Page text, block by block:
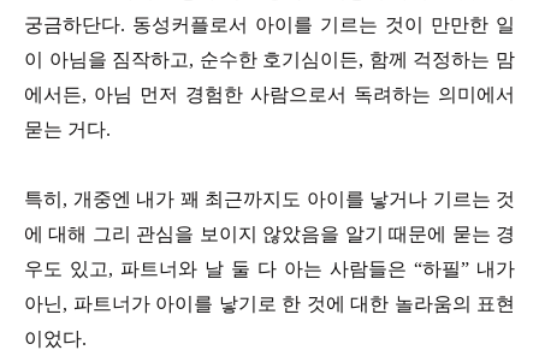
궁금하단다. 동성커플로서 아이를 기르는 것이 만만한 일
이 아님을 짐작하고, 순수한 호기심이든, 함께 걱정하는 맘
에서든, 아님 먼저 경험한 사람으로서 독려하는 의미에서
묻는 거다.
특히, 개중엔 내가 꽤 최근까지도 아이를 낳거나 기르는 것
에 대해 그리 관심을 보이지 않았음을 알기 때문에 묻는 경
우도 있고, 파트너와 날 둘 다 아는 사람들은 “하필” 내가
아닌, 파트너가 아이를 낳기로 한 것에 대한 놀라움의 표현
이었다.